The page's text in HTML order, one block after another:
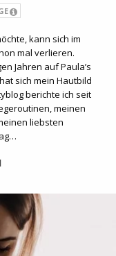
kann sich im
mal verlieren.
Jahren auf Paula’s
sich mein Hautbild
berichte ich seit
meinen
liebsten